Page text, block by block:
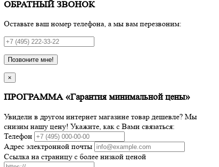
ОБРАТНЫЙ ЗВОНОК
Оставьте ваш номер телефона, а мы вам перезвоним:
Позвоните мне!
×
ПРОГРАММА «Гарантия минимальной цены»
Увидели в другом интернет магазине товар дешевле? Мы
снизим нашу цену! Укажите, как с Вами связаться:
Телефон
Адрес электронной почты
Ссылка на страницу с более низкой ценой